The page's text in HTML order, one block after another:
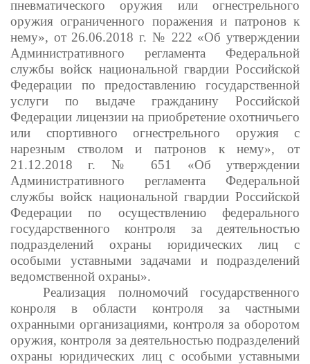
пневматического оружия или огнестрельного
оружия ограниченного поражения и патронов к
нему», от 26.06.2018 г. № 222 «Об утверждении
Административного регламента Федеральной
службы войск национальной гвардии Российской
Федерации по предоставлению государственной
услуги по выдаче гражданину Российской
Федерации лицензии на приобретение охотничьего
или спортивного огнестрельного оружия с
нарезным стволом и патронов к нему», от
21.12.2018 г. № 651 «Об утверждении
Административного регламента Федеральной
службы войск национальной гвардии Российской
Федерации по осуществлению федерального
государственного контроля за деятельностью
подразделений охраны юридических лиц с
особыми уставными задачами и подразделений
ведомственной охраны».
Реализация полномочий государственного
конроля в области контроля за частными
охранными организациями, контроля за оборотом
оружия, контроля за деятельностью подразделений
охраны юридических лиц с особыми уставными